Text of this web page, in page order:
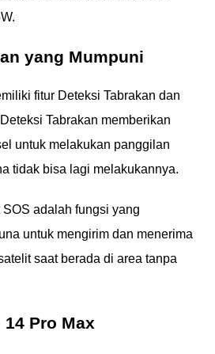
yang Mumpuni
fitur Deteksi Tabrakan dan
Tabrakan memberikan
untuk melakukan panggilan
tidak bisa lagi melakukannya.
adalah fungsi yang
untuk mengirim dan menerima
saat berada di area tanpa
Pro Max